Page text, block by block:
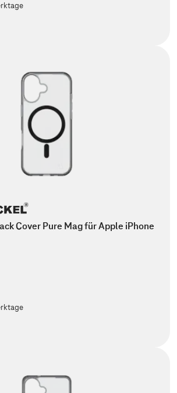
Cover Pure Mag für Apple iPhone